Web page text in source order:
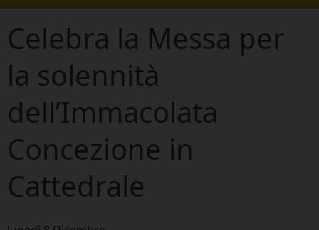
Celebra la Messa per
la solennità
dell’Immacolata
Concezione in
Cattedrale